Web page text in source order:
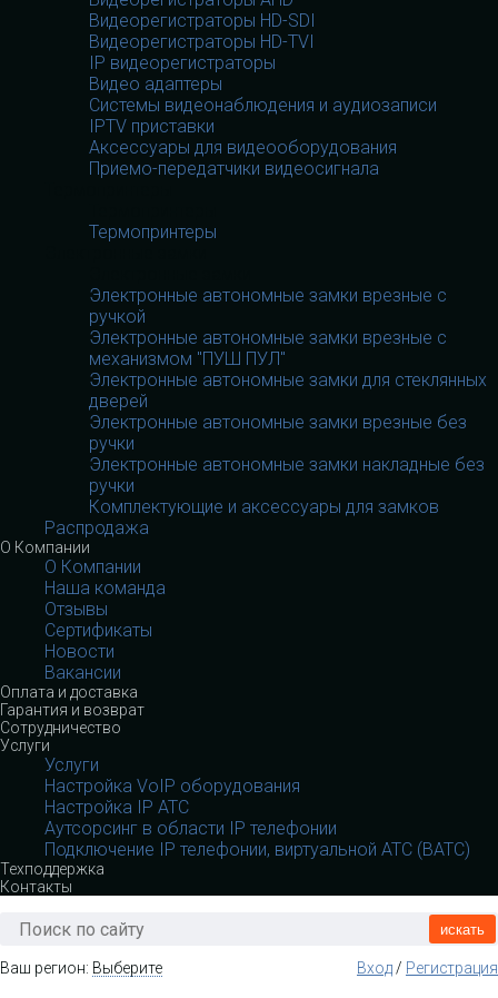
Видеорегистраторы HD-SDI
Видеорегистраторы HD-TVI
IP видеорегистраторы
Видео адаптеры
Системы видеонаблюдения и аудиозаписи
IPTV приставки
Аксессуары для видеооборудования
Приемо-передатчики видеосигнала
Термопринтеры
Электронные автономные замки врезные с
ручкой
Электронные автономные замки врезные с
механизмом "ПУШ ПУЛ"
Электронные автономные замки для стеклянных
дверей
Электронные автономные замки врезные без
ручки
Электронные автономные замки накладные без
ручки
Комплектующие и аксессуары для замков
Распродажа
О Компании
О Компании
Наша команда
Отзывы
Сертификаты
Новости
Вакансии
Оплата и доставка
Гарантия и возврат
Сотрудничество
Услуги
Услуги
Настройка VoIP оборудования
Настройка IP АТС
Аутсорсинг в области IP телефонии
Подключение IP телефонии, виртуальной АТС (ВАТС)
Техподдержка
Контакты
искать
Ваш регион: Выберите Вход/ Регистрация